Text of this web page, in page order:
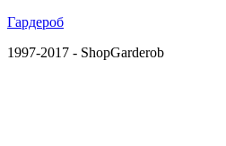
Гардероб
1997-2017 - ShopGarderob